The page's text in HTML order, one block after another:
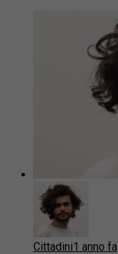
Cittadini1 anno fa